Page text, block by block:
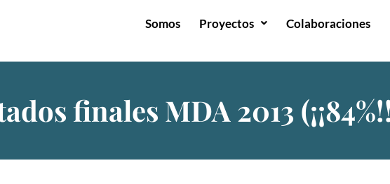
Somos Proyectos Colaboraciones
finales MDA 2013